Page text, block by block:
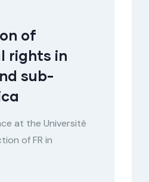
of
rights in
sub-
at the Université
of FR in